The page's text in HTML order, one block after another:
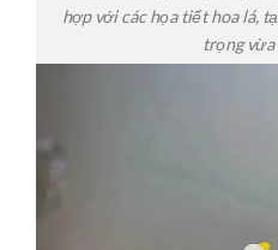
hợp với các họa tiết hoa lá,
trọng